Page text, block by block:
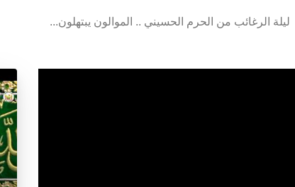
ليلة الرغائب من الحرم الحسيني .. الموالون يبتهلون...